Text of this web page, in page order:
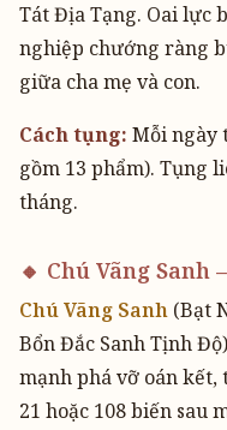
Tát Địa Tạng. Oai lực
nghiệp chướng ràng
giữa cha mẹ và con.
Cách tụng: Mỗi ngày
gồm 13 phẩm). Tụng
tháng.
🔸 Chú Vãng Sanh
Chú Vãng Sanh (Bạt
Bổn Đắc Sanh Tịnh
mạnh phá vỡ oán
21 hoặc 108 biến sau